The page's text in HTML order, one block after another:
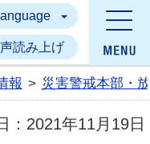
みがうら市
読み上げ
報 > 災害警戒本部・
： 2021年11月19日